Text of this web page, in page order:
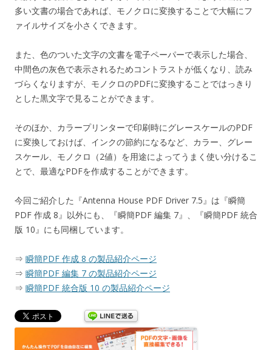
多い文書の場合であれば、モノクロに変換することで大幅にフ
ァイルサイズを小さくできます。
また、色のついた文字の文書を電子ペーパーで表示した場合、
中間色の灰色で表示されるためコントラストが低くなり、読み
づらくなりますが、モノクロのPDFに変換することではっきり
とした黒文字で見ることができます。
そのほか、カラープリンターで印刷時にグレースケールのPDF
に変換しておけば、インクの節約になるなど、カラー、グレー
スケール、モノクロ（2値）を用途によってうまく使い分けるこ
とで、最適なPDFを作成することができます。
今回ご紹介した『Antenna House PDF Driver 7.5』は『瞬簡
PDF 作成 8』以外にも、『瞬簡PDF 編集 7』、『瞬簡PDF 統合
版 10』にも同梱しています。
⇒ 瞬簡PDF 作成 8 の製品紹介ページ
⇒ 瞬簡PDF 編集 7 の製品紹介ページ
⇒ 瞬簡PDF 統合版 10 の製品紹介ページ